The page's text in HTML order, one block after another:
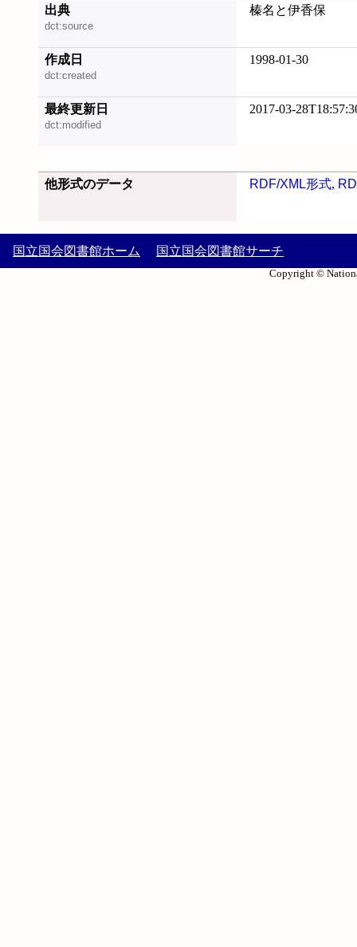
出典
dct:source
榛名と伊香保
作成日
dct:created
1998-01-30
最終更新日
dct:modified
2017-03-
他形式のデータ RDF/XML形式,
国立国会図書館ホーム 国立国会図書館サーチ
Copyright ©